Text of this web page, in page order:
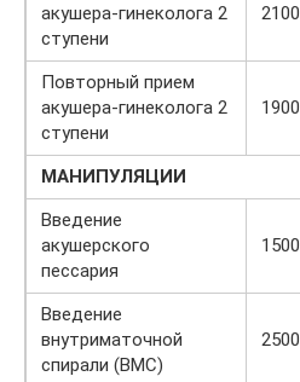
акушера-гинеколога 2
ступени
2100
Повторный прием
акушера-гинеколога 2
ступени
1900
МАНИПУЛЯЦИИ
Введение
акушерского
пессария
1500
Введение
внутриматочной
спирали (ВМС)
2500